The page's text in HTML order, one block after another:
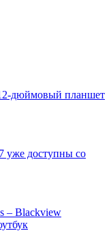
дюймовый планшет
уже доступны со
– Blackview